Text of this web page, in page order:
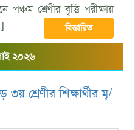
পঞ্চম শ্রেণীর বৃত্তি পরীক্ষায়
বিস্তারিত
২০২৬
শ্রেণীর শিক্ষার্থীর মৃ/